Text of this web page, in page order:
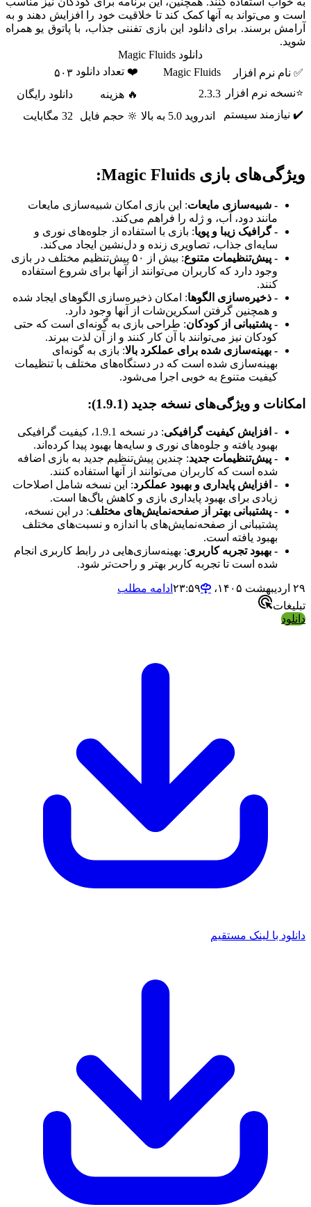
است و می‌تواند به آنها کمک کند تا خلاقیت خود را افزایش دهند و به
آرامش برسند. برای دانلود این بازی تفننی جذاب، با پاتوق یو همراه
شوید.
دانلود Magic Fluids
✅ نام نرم افزار
Magic Fluids ❤️ تعداد دانلود ۵۰۳
⭐نسخه نرم افزار
2.3.3 🔥 هزینه
دانلود رایگان
✔️ نیازمند سیستم
اندروید 5.0 به بالا 🔆 حجم فایل 32 مگابایت
ویژگی‌های بازی Magic Fluids:
- شبیه‌سازی مایعات: این بازی امکان شبیه‌سازی مایعات
مانند دود، آب، و ژله را فراهم می‌کند.
- گرافیک زیبا و پویا: بازی با استفاده از جلوه‌های نوری و
سایه‌ای جذاب، تصاویری زنده و دل‌نشین ایجاد می‌کند.
- پیش‌تنظیمات متنوع
: بیش از ۵۰ پیش‌تنظیم مختلف در بازی
وجود دارد که کاربران می‌توانند از آنها برای شروع استفاده
کنند.
- ذخیره‌سازی الگوها: امکان ذخیره‌سازی الگوهای ایجاد شده
و همچنین گرفتن اسکرین‌شات از آنها وجود دارد.
- پشتیبانی از کودکان: طراحی بازی به گونه‌ای است که حتی
کودکان نیز می‌توانند با آن کار کنند و از آن لذت ببرند.
- بهینه‌سازی شده برای عملکرد بالا: بازی به گونه‌ای
بهینه‌سازی شده است که در دستگاه‌های مختلف با تنظیمات
کیفیت متنوع به خوبی اجرا می‌شود.
امکانات و ویژگی‌های نسخه جدید (1.9.1):
- افزایش کیفیت گرافیکی
: در نسخه 1.9.1، کیفیت گرافیکی
بهبود یافته و جلوه‌های نوری و سایه‌ها بهبود پیدا کرده‌اند.
- پیش‌تنظیمات جدید: چندین پیش‌تنظیم جدید به بازی اضافه
شده است که کاربران می‌توانند از آنها استفاده کنند.
- افزایش پایداری و بهبود عملکرد: این نسخه شامل اصلاحات
زیادی برای بهبود پایداری بازی و کاهش باگ‌ها است.
- پشتیبانی بهتر از صفحه‌نمایش‌های مختلف: در این نسخه،
پشتیبانی از صفحه‌نمایش‌های با اندازه و نسبت‌های مختلف
بهبود یافته است.
- بهبود تجربه کاربری: بهینه‌سازی‌هایی در رابط کاربری انجام
شده است تا تجربه کاربر بهتر و راحت‌تر شود.
۲۹ اردیبهشت ۱۴۰۵،‏ ۲۳:۵۹
ادامه مطلب
تبلیغات
دانلود
دانلود با لینک مستقیم